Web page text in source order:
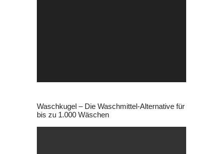
Waschkugel – Die Waschmittel-Alternative für
bis zu 1.000 Wäschen